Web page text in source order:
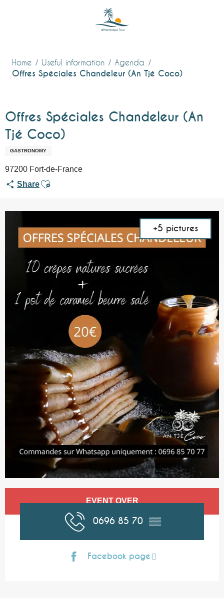
Home Useful information Agenda
Offres Spéciales Chandeleur (An Tjé Coco)
Offres Spéciales Chandeleur (An
Tjé Coco)
GASTRONOMY
97200 Fort-de-France
ShareAjouter aux favoris
+5 pictures
Opening hours & contact details
EVENT OVER
0696 85 70 ▒▒
Facebook page